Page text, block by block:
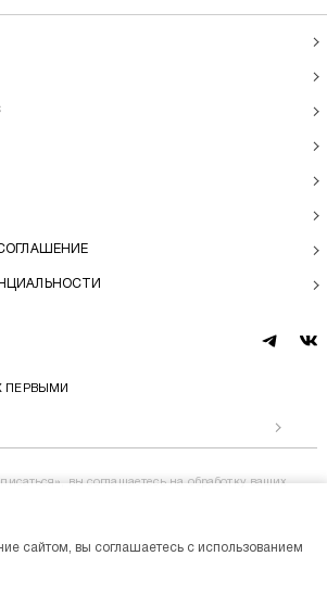
telegram
vk
ПЕРВЫМИ
вы соглашаетесь на обработку ваших
сайтом, вы соглашаетесь с использованием